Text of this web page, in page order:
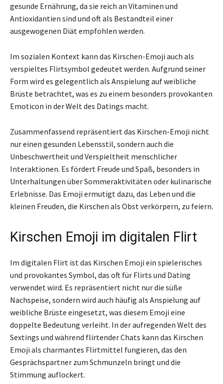
gesunde Ernährung, da sie reich an Vitaminen und
Antioxidantien sind und oft als Bestandteil einer
ausgewogenen Diät empfohlen werden.
Im sozialen Kontext kann das Kirschen-Emoji auch als
verspieltes Flirtsymbol gedeutet werden. Aufgrund seiner
Form wird es gelegentlich als Anspielung auf weibliche
Brüste betrachtet, was es zu einem besonders provokanten
Emoticon in der Welt des Datings macht.
Zusammenfassend repräsentiert das Kirschen-Emoji nicht
nur einen gesunden Lebensstil, sondern auch die
Unbeschwertheit und Verspieltheit menschlicher
Interaktionen. Es fördert Freude und Spaß, besonders in
Unterhaltungen über Sommeraktivitäten oder kulinarische
Erlebnisse. Das Emoji ermutigt dazu, das Leben und die
kleinen Freuden, die Kirschen als Obst verkörpern, zu feiern.
Kirschen Emoji im digitalen Flirt
Im digitalen Flirt ist das Kirschen Emoji ein spielerisches
und provokantes Symbol, das oft für Flirts und Dating
verwendet wird. Es repräsentiert nicht nur die süße
Nachspeise, sondern wird auch häufig als Anspielung auf
weibliche Brüste eingesetzt, was diesem Emoji eine
doppelte Bedeutung verleiht. In der aufregenden Welt des
Sextings und während flirtender Chats kann das Kirschen
Emoji als charmantes Flirtmittel fungieren, das den
Gesprächspartner zum Schmunzeln bringt und die
Stimmung auflockert.